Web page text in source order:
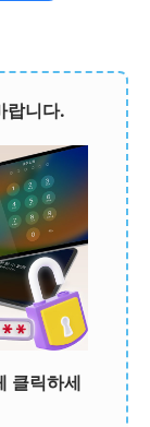
랍니다.
클릭하세